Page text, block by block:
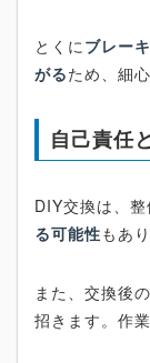
とくにブレー
がるため、細
自己責任
DIY交換は、
る可能性もあ
また、交換後
招きます。作